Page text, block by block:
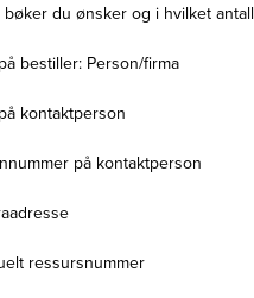
bøker du ønsker og i hvilket antall
bestiller: Person/firma
kontaktperson
på kontaktperson
ressursnummer